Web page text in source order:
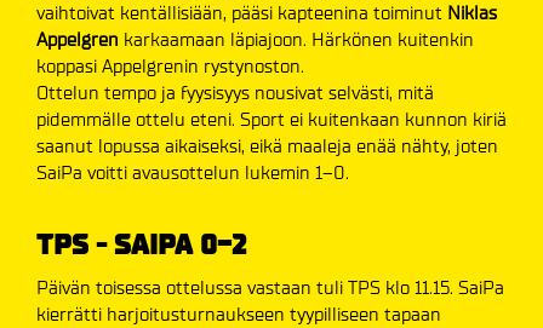
vaihtoivat kentällisiään, pääsi kapteenina toiminut Niklas
Appelgren karkaamaan läpiajoon. Härkönen kuitenkin
koppasi Appelgrenin rystynoston.
Ottelun tempo ja fyysisyys nousivat selvästi, mitä
pidemmälle ottelu eteni. Sport ei kuitenkaan kunnon kiriä
saanut lopussa aikaiseksi, eikä maaleja enää nähty, joten
SaiPa voitti avausottelun lukemin 1–0.
TPS - SAIPA 0-2
Päivän toisessa ottelussa vastaan tuli TPS klo 11.15. SaiPa
kierrätti harjoitusturnaukseen tyypilliseen tapaan